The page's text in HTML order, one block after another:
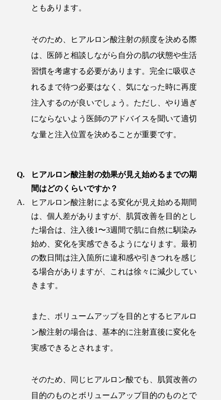
ともあります。
そのため、ヒアルロン酸注射の頻度を決める際
は、医師と相談しながら自分の肌の状態や生活
習慣を考慮する必要があります。完全に吸収さ
れるまで待つ必要はなく、気になった時に再度
注入するのが良いでしょう。ただし、やり過ぎ
にならないよう医師のアドバイスを聞いて適切
な量と注入位置を決めることが重要です。
ヒアルロン酸注射の効果が見え始めるまでの期
間はどのくらいですか？
ヒアルロン酸注射による変化が見え始める期間
は、個人差がありますが、肌質改善を目的とし
た場合は、注入後1〜3週間で肌に自然に馴染み
始め、変化を実感できるようになります。最初
の数日間は注入箇所に違和感や引きつれを感じ
る場合がありますが、これは徐々に減少してい
きます。
また、ボリュームアップを目的とするヒアルロ
ン酸注射の場合は、基本的に注射直後に変化を
実感できるとされます。
そのため、同じヒアルロン酸でも、肌質改善の
目的のものとボリュームアップ目的のものとで